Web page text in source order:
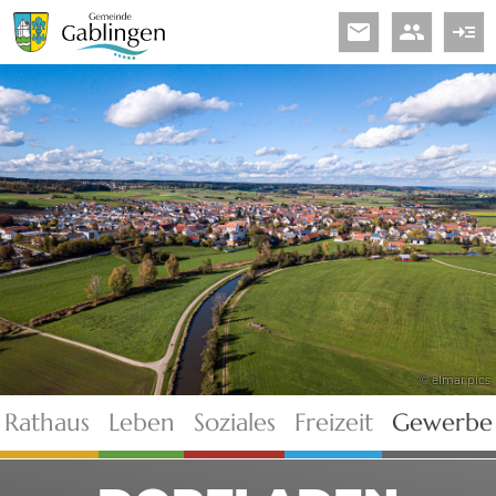
read_more
people
email
© elmar.pics
Rathaus Leben Soziales Freizeit Gewerbe